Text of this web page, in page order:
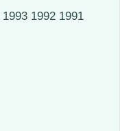
1993 1992 1991